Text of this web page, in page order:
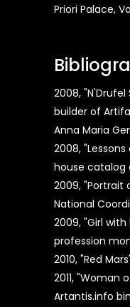
Priori Palace,
2008,
builder of
Anna Maria
2008,
house catalog
2009, "Portrait
National
2009, "Girl with
profession
2010, "Red
2011, "Woman
Artantis.info